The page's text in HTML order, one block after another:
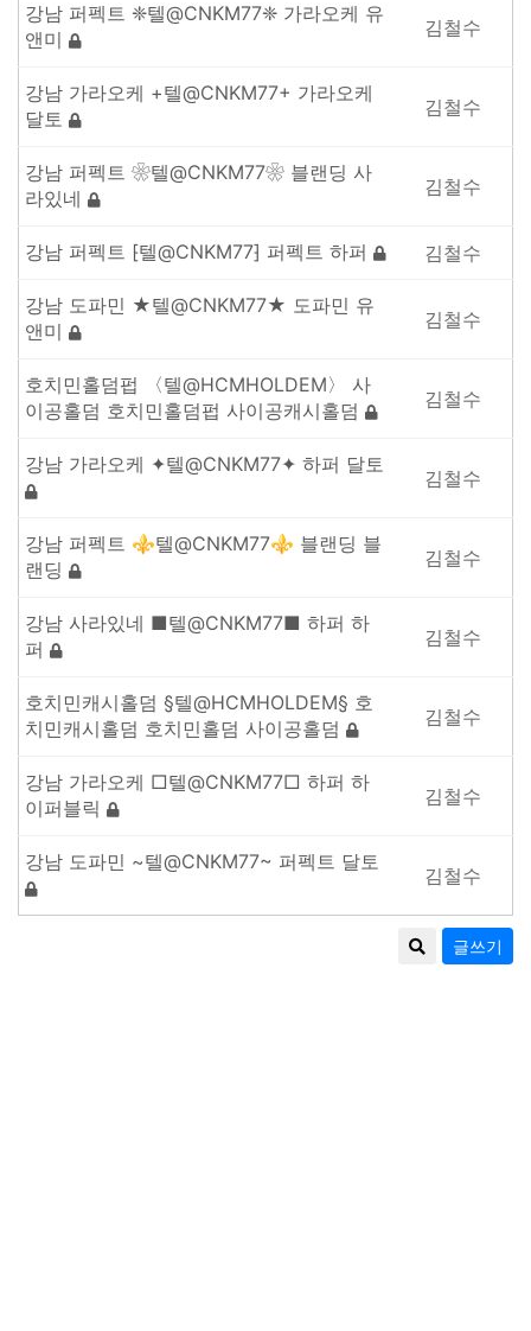
강남 퍼펙트 ❈텔@CNKM77❈ 가라오케 유
앤미
김철수
강남 가라오케 +텔@CNKM77+ 가라오케
달토
김철수
강남 퍼펙트 ❀텔@CNKM77❀ 블랜딩 사
라있네
김철수
강남 퍼펙트 ⁅텔@CNKM77⁆ 퍼펙트 하퍼 김철수
강남 도파민 ★텔@CNKM77★ 도파민 유
앤미
김철수
호치민홀덤펍 〈텔@HCMHOLDEM〉 사
이공홀덤 호치민홀덤펍 사이공캐시홀덤
김철수
강남 가라오케 ✦텔@CNKM77✦ 하퍼 달토
김철수
강남 퍼펙트 ⚜텔@CNKM77⚜ 블랜딩 블
랜딩
김철수
강남 사라있네 ■텔@CNKM77■ 하퍼 하
퍼
김철수
호치민캐시홀덤 §텔@HCMHOLDEM§ 호
치민캐시홀덤 호치민홀덤 사이공홀덤
김철수
강남 가라오케 □텔@CNKM77□ 하퍼 하
이퍼블릭
김철수
강남 도파민 ~텔@CNKM77~ 퍼펙트 달토
김철수
글쓰기